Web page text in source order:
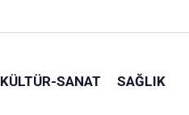
KÜLTÜR-SANAT SAĞLIK